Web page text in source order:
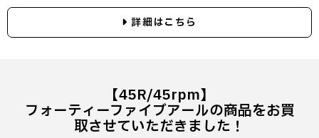
詳細はこちら
【45R/45rpm】
フォーティーファイブアールの商品をお買
取させていただきました！